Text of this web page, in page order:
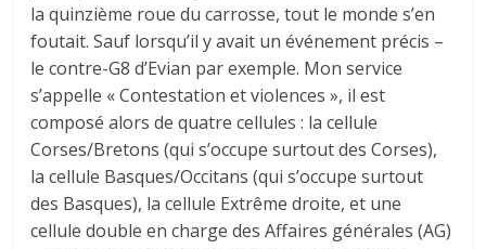
la quinzième roue du carrosse, tout le monde s’en
foutait. Sauf lorsqu’il y avait un événement précis –
le contre-G8 d’Evian par exemple. Mon service
s’appelle « Contestation et violences », il est
composé alors de quatre cellules : la cellule
Corses/Bretons (qui s’occupe surtout des Corses),
la cellule Basques/Occitans (qui s’occupe surtout
des Basques), la cellule Extrême droite, et une
cellule double en charge des Affaires générales (AG)